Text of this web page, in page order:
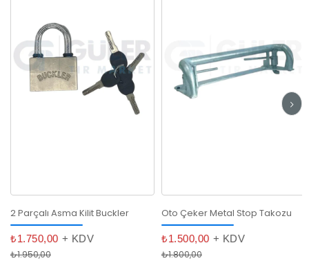
2 Parçalı Asma Kilit Buckler
₺1.750,00
+ KDV
₺1.950,00
Oto Çeker Metal Stop Takozu
₺1.500,00
+ KDV
₺1.800,00